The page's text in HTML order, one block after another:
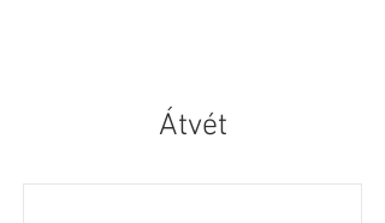
Átvét